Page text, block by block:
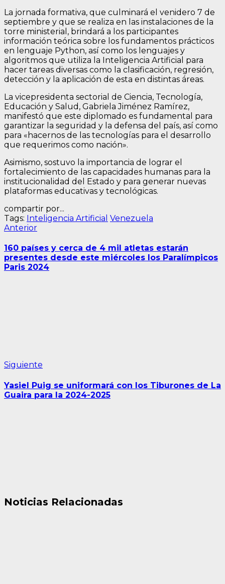
La jornada formativa, que culminará el venidero 7 de
septiembre y que se realiza en las instalaciones de la
torre ministerial, brindará a los participantes
información teórica sobre los fundamentos prácticos
en lenguaje Python, así como los lenguajes y
algoritmos que utiliza la Inteligencia Artificial para
hacer tareas diversas como la clasificación, regresión,
detección y la aplicación de esta en distintas áreas.
La vicepresidenta sectorial de Ciencia, Tecnología,
Educación y Salud, Gabriela Jiménez Ramírez,
manifestó que este diplomado es fundamental para
garantizar la seguridad y la defensa del país, así como
para «hacernos de las tecnologías para el desarrollo
que requerimos como nación».
Asimismo, sostuvo la importancia de lograr el
fortalecimiento de las capacidades humanas para la
institucionalidad del Estado y para generar nuevas
plataformas educativas y tecnológicas.
compartir por...
Tags: Inteligencia Artificial Venezuela
Navegación
de
entradas
AnteriorEntrada
160 países y cerca de 4 mil atletas estarán
presentes desde este miércoles los Paralímpicos
Paris 2024
Siguiente
Yasiel Puig se uniformará con los Tiburones de La
Guaira para la 2024-2025
Noticias Relacionadas